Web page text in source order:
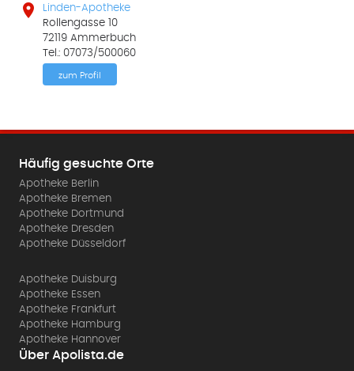

Linden-Apotheke
Rollengasse 10
72119 Ammerbuch
Tel.: 07073/500060
zum Profil
Häufig gesuchte Orte
Apotheke Berlin
Apotheke Bremen
Apotheke Dortmund
Apotheke Dresden
Apotheke Düsseldorf
Apotheke Duisburg
Apotheke Essen
Apotheke Frankfurt
Apotheke Hamburg
Apotheke Hannover
Über Apolista.de